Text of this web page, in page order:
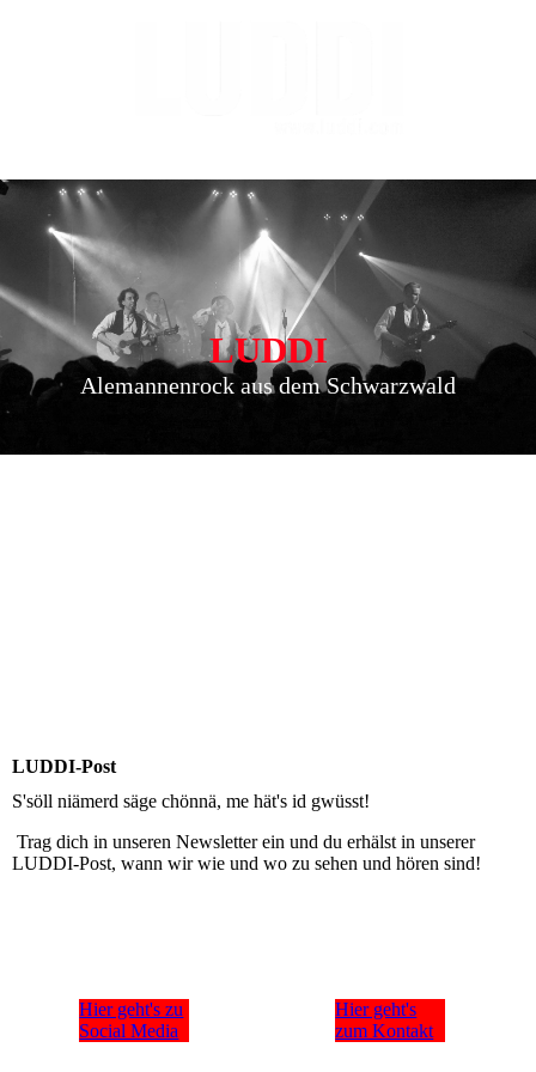
LUDDI
Alemannenrock aus dem Schwarzwald
LUDDI-Post
S'söll niämerd säge chönnä, me hät's id gwüsst!
Trag dich in unseren Newsletter ein und du erhälst in unserer
LUDDI-Post, wann wir wie und wo zu sehen und hören sind!
Hier geht's zu
Social Media
Hier geht's
zum Kontakt